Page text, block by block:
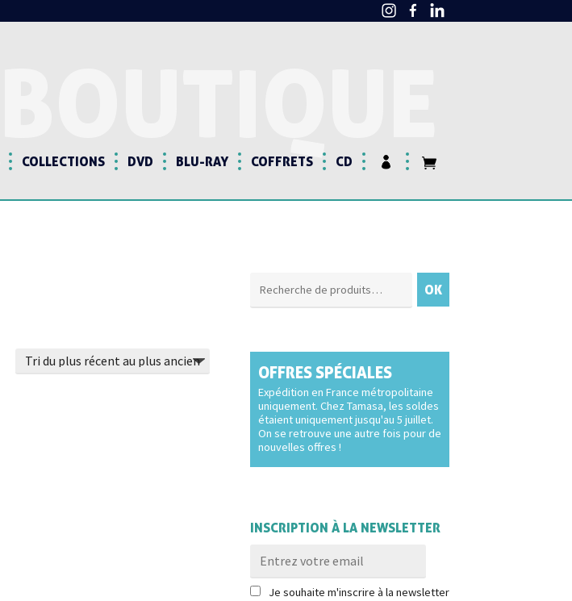
COLLECTIONS DVD BLU-RAY COFFRETS CD
OK
OFFRES SPÉCIALES
Expédition en France métropolitaine
uniquement. Chez Tamasa, les soldes
étaient uniquement jusqu'au 5 juillet.
On se retrouve une autre fois pour de
nouvelles offres !
INSCRIPTION À LA NEWSLETTER
Je souhaite m'inscrire à la newsletter